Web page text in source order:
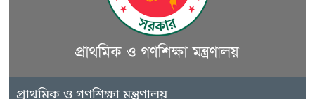
প্রাথমিক ও গণশিক্ষা মন্ত্রণালয়